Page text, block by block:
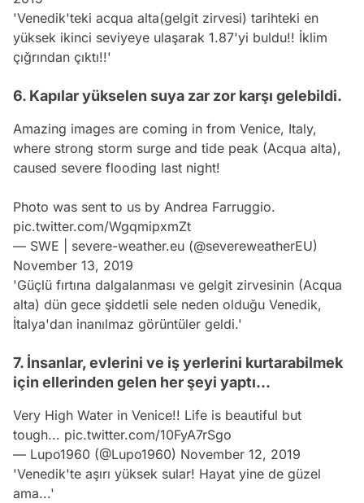
'Venedik'teki acqua alta(gelgit zirvesi) tarihteki en
yüksek ikinci seviyeye ulaşarak 1.87'yi buldu!! İklim
çığrından çıktı!!'
6. Kapılar yükselen suya zar zor karşı gelebildi.
Amazing images are coming in from Venice, Italy,
where strong storm surge and tide peak (Acqua alta),
caused severe flooding last night!
Photo was sent to us by Andrea Farruggio.
pic.twitter.com/WgqmipxmZt
— SWE | severe-weather.eu (@severeweatherEU)
November 13, 2019
'Güçlü fırtına dalgalanması ve gelgit zirvesinin (Acqua
alta) dün gece şiddetli sele neden olduğu Venedik,
İtalya'dan inanılmaz görüntüler geldi.'
7. İnsanlar, evlerini ve iş yerlerini kurtarabilmek
için ellerinden gelen her şeyi yaptı...
Very High Water in Venice!! Life is beautiful but
tough... pic.twitter.com/10FyA7rSgo
— Lupo1960 (@Lupo1960) November 12, 2019
'Venedik'te aşırı yüksek sular! Hayat yine de güzel
ama...'